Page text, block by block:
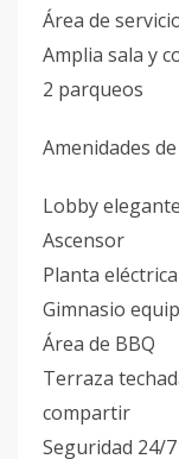
Área de
Amplia sala y
2 parqueos
Amenidades
Lobby elegante
Ascensor
Planta
Gimnasio
Área de BBQ
Terraza
compartir
Seguridad 24/7